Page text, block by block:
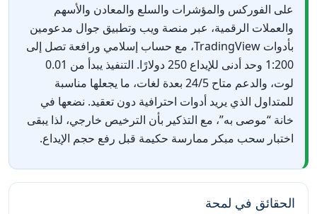
على الفوركس والمؤشرات والسلع والمعادن والأسهم
والعملات الرقمية، عبر منصة ويب وتطبيق جوال مدعومين
بأدوات TradingView، مع حساب إسلامي ورافعة تصل إلى
1:200 وحد أدنى للإيداع 250 دولارًا. التنفيذ يبدأ من 0.01
لوت، والدعم متاح 24/5 بعدة لغات، ما يجعلها مناسبة
للمتداول الذي يريد أدوات احترافية دون تعقيد. نضعها في
خانة “موصى به”، مع التذكير بأن الترخيص خارجي، لذا يبقى
اختبار سحب مبكر ممارسة حكيمة قبل رفع حجم الإيداع.
الحقائق في لمحة